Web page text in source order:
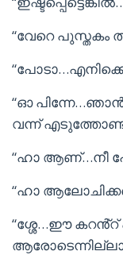
“വേറെ പുസ്തകം
“ഓ
വന്ന്
“ഹാ ആണ്…നീ
“ഹാ
“ശ്ശേ…ഈ കറൻ്റ്